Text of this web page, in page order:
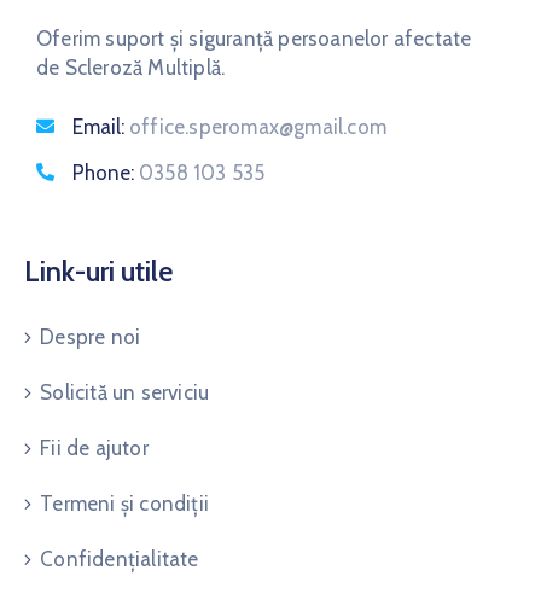
Oferim suport și siguranță persoanelor afectate
de Scleroză Multiplă.
Email: office.speromax@gmail.com
Phone: 0358 103 535
Link-uri utile
Despre noi
Solicită un serviciu
Fii de ajutor
Termeni și condiții
Confidențialitate